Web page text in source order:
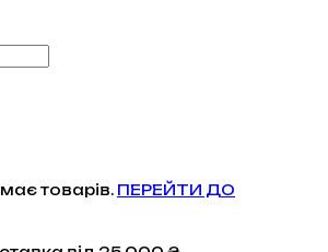
товарів. ПЕРЕЙТИ ДО